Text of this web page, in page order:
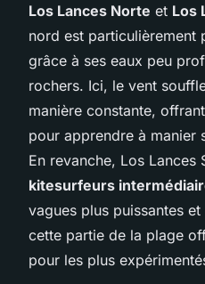
Los Lances Norte et Los
nord est particulièrement
grâce à ses eaux peu
rochers. Ici, le vent
manière constante,
pour apprendre à manier
En revanche, Los Lances
kitesurfeurs
vagues plus puissantes
cette partie de la plage
pour les plus